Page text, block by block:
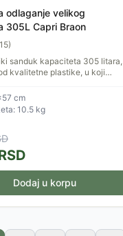
odlaganje velikog
305L Capri Braon
15)
sanduk kapaciteta 305 litara,
kvalitetne plastike, u koji
cm
10.5 kg
Dodaj u korpu